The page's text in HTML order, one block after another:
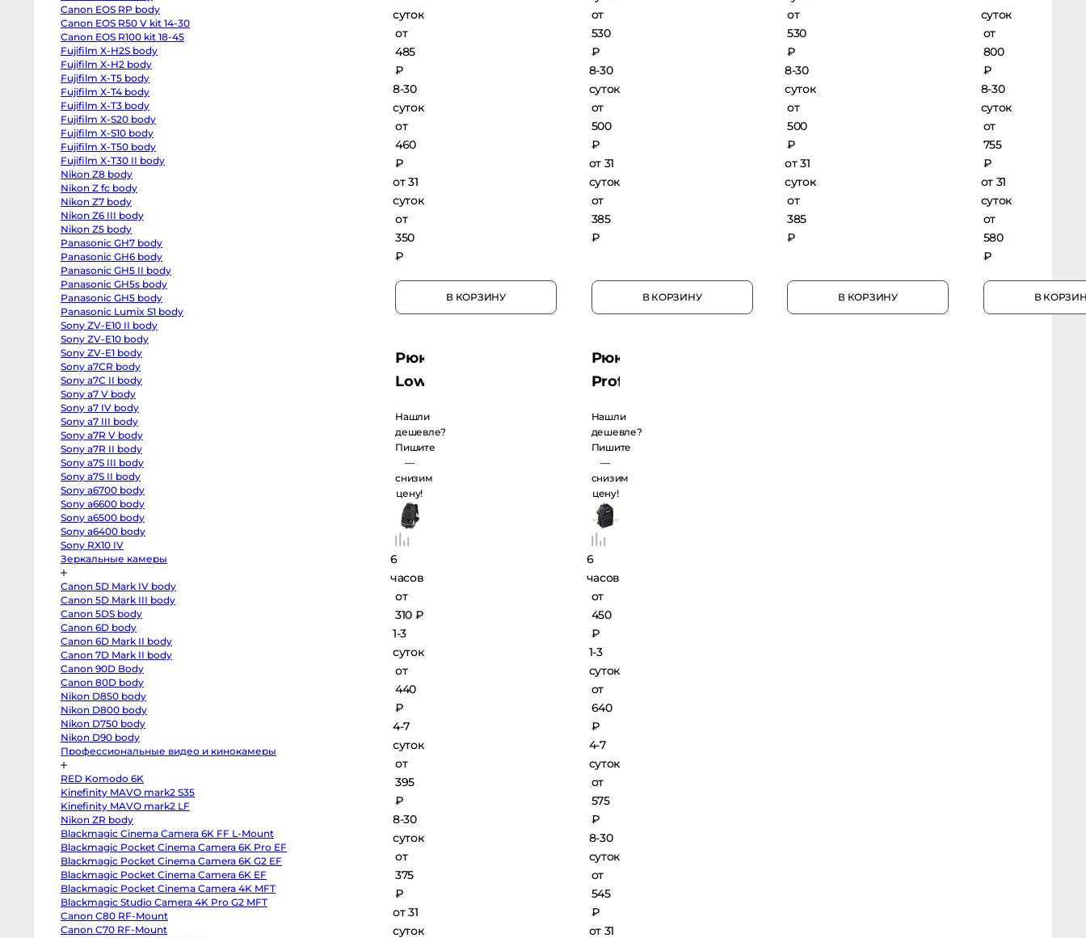
Canon
EOS
RP
X-
GH6
body
II
body
Panasonic
body
Panasonic
GH5
body
Panasonic
Lumix
S1
body
Sony
Canon EOS RP body
Canon EOS R50 V kit 14-30
Canon EOS R100 kit 18-45
Fujifilm X-H2S body
Fujifilm X-H2 body
Fujifilm X-T5 body
Fujifilm X-T4 body
Fujifilm X-T3 body
Fujifilm X-S20 body
Fujifilm X-S10 body
Fujifilm X-T50 body
Fujifilm X-T30 II body
Nikon Z8 body
Nikon Z fc body
Nikon Z7 body
Nikon Z6 III body
Nikon Z5 body
Panasonic GH7 body
Panasonic GH6 body
Panasonic GH5 II body
Panasonic GH5s body
Panasonic GH5 body
Panasonic Lumix S1 body
Sony ZV-E10 II body
Sony ZV-E10 body
Sony ZV-E1 body
Sony a7CR body
Sony a7C II body
Sony a7 V body
Sony a7 IV body
Sony a7 III body
Sony a7R V body
Sony a7R II body
Sony a7S III body
Sony a7S II body
Sony a6700 body
Sony a6600 body
Sony a6500 body
Sony a6400 body
Sony RX10 IV
Зеркальные камеры
Canon 5D Mark IV body
Canon 5D Mark III body
Canon 5DS body
Canon 6D body
Canon 6D Mark II body
Canon 7D Mark II body
Canon 90D Body
Canon 80D body
Nikon D850 body
Nikon D800 body
Nikon D750 body
Nikon D90 body
Профессиональные видео и кинокамеры
RED Komodo 6K
Kinefinity MAVO mark2 S35
Kinefinity MAVO mark2 LF
Nikon ZR body
Blackmagic Cinema Camera 6K FF L-Mount
Blackmagic Pocket Cinema Camera 6K Pro EF
Blackmagic Pocket Cinema Camera 6K G2 EF
Blackmagic Pocket Cinema Camera 6K EF
Blackmagic Pocket Cinema Camera 4K MFT
Blackmagic Studio Camera 4K Pro G2 MFT
Canon C80 RF-Mount
Canon C70 RF-Mount
суток
от
485
₽
8-30
суток
от
460
₽
от 31
суток
от
350
₽
В КОРЗИНУ
от
530
₽
8-30
суток
от
500
₽
от 31
суток
от
385
₽
В КОРЗИНУ
от
530
₽
8-30
суток
от
500
₽
от 31
суток
от
385
₽
В КОРЗИНУ
суток
от
800
₽
8-30
суток
от
755
₽
от 31
суток
от
580
₽
В
Рюкзак
Lowepro
AW
Нашли
дешевле?
Пишите
—
снизим
цену!
6
часов
от
310 ₽
1-3
суток
от
440
₽
4-7
суток
от
395
₽
8-30
суток
от
375
₽
от 31
суток
Рюкзак
Profoto
Нашли
дешевле?
Пишите
—
снизим
цену!
6
часов
от
450
₽
1-3
суток
от
640
₽
4-7
суток
от
575
₽
8-30
суток
от
545
₽
от 31